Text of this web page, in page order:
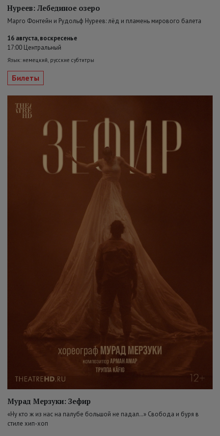
Нуреев: Лебединое озеро
Марго Фонтейн и Рудольф Нуреев: лёд и пламень мирового балета
16 августа, воскресенье
17:00 Центральный
Язык: немецкий, русские субтитры
Билеты
Мурад Мерзуки: Зефир
«Ну кто ж из нас на палубе большой не падал…» Свобода и буря в
стиле хип-хоп